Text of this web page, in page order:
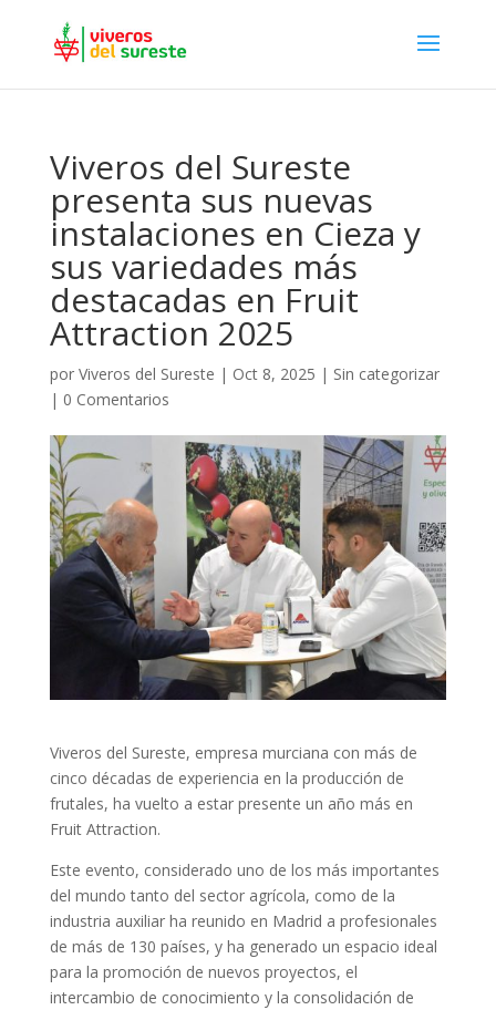
Viveros del Sureste
presenta sus nuevas
instalaciones en Cieza y
sus variedades más
destacadas en Fruit
Attraction 2025
por Viveros del Sureste | Oct 8, 2025 | Sin categorizar
| 0 Comentarios
Viveros del Sureste, empresa murciana con más de
cinco décadas de experiencia en la producción de
frutales, ha vuelto a estar presente un año más en
Fruit Attraction.
Este evento, considerado uno de los más importantes
del mundo tanto del sector agrícola, como de la
industria auxiliar ha reunido en Madrid a profesionales
de más de 130 países, y ha generado un espacio ideal
para la promoción de nuevos proyectos, el
intercambio de conocimiento y la consolidación de